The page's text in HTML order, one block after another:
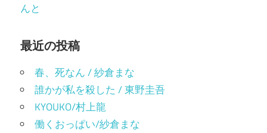
んと
最近の投稿
春、死なん / 紗倉まな
誰かが私を殺した / 東野圭吾
KYOUKO/村上龍
働くおっぱい/紗倉まな